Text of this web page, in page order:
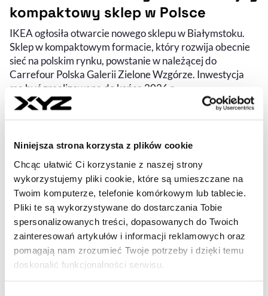
Niniejsza strona korzysta z plików cookie
Chcąc ułatwić Ci korzystanie z naszej strony
wykorzystujemy pliki cookie, które są umieszczane na
Twoim komputerze, telefonie komórkowym lub tablecie.
Pliki te są wykorzystywane do dostarczania Tobie
spersonalizowanych treści, dopasowanych do Twoich
zainteresowań artykułów i informacji reklamowych oraz
pomagają nam zrozumieć Twoje potrzeby i dzięki temu
doskonalić funkcjonalności serwisu.
kompaktowy sklep w Polsce
IKEA ogłosiła otwarcie nowego sklepu w Białymstoku.
Sklep w kompaktowym formacie, który rozwija obecnie
sieć na polskim rynku, powstanie w należącej do
Carrefour Polska Galerii Zielone Wzgórze. Inwestycja
ma być zrealizowana do końca 2026 r.
MARTYNA MACIUCH